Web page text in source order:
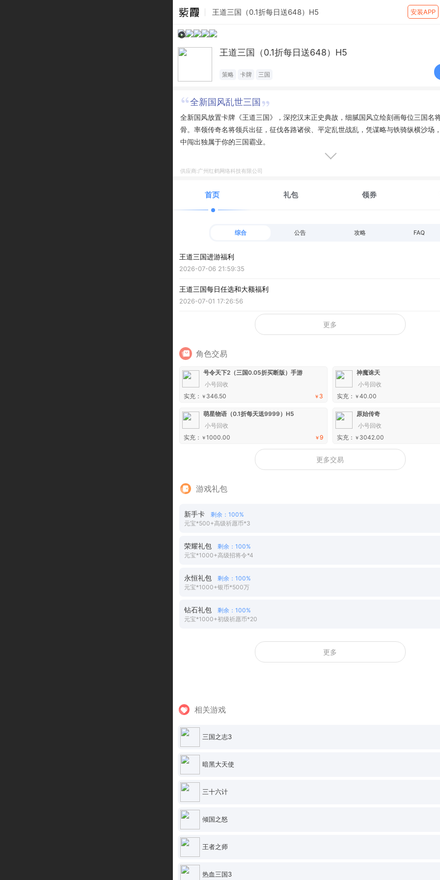
王道三国（0.1折每日送648）H5 安装APP
王道三国（0.1折每日送648）H5
策略 卡牌 三国
全新国风乱世三国
全新国风放置卡牌《王道三国》，深挖汉末正史典故，细腻国风立绘刻画每位三国名
骨。率领传奇名将领兵出征，征伐各路诸侯、平定乱世战乱，凭谋略与铁骑纵横沙场
中闯出独属于你的三国霸业。
供应商:广州红鹤网络科技有限公司
首页 礼包 领券
综合 公告 攻略 FAQ
王道三国进游福利
2026-07-06 21:59:35
王道三国每日任选和大额福利
2026-07-01 17:26:56
更多
角色交易
号令天下2（三国0.05折买断版）手游
小号回收
￥ 3
实充： ￥ 346.50
神魔诛天
小号回收
实充： ￥40.00
萌星物语（0.1折每天送9999）H5
小号回收
￥9
实充： ￥1000.00
原始传奇
小号回收
实充： ￥ 3042.00
更多交易
游戏礼包
新手卡
剩余：100%
元宝*500+高级祈愿币*3
荣耀礼包
剩余：100%
元宝*1000+高级招将令*4
永恒礼包
剩余：100%
元宝*1000+银币*500万
钻石礼包
剩余：100%
元宝*1000+初级祈愿币*20
更多
相关游戏
三国之志3
暗黑大天使
三十六计
倾国之怒
王者之师
热血三国3